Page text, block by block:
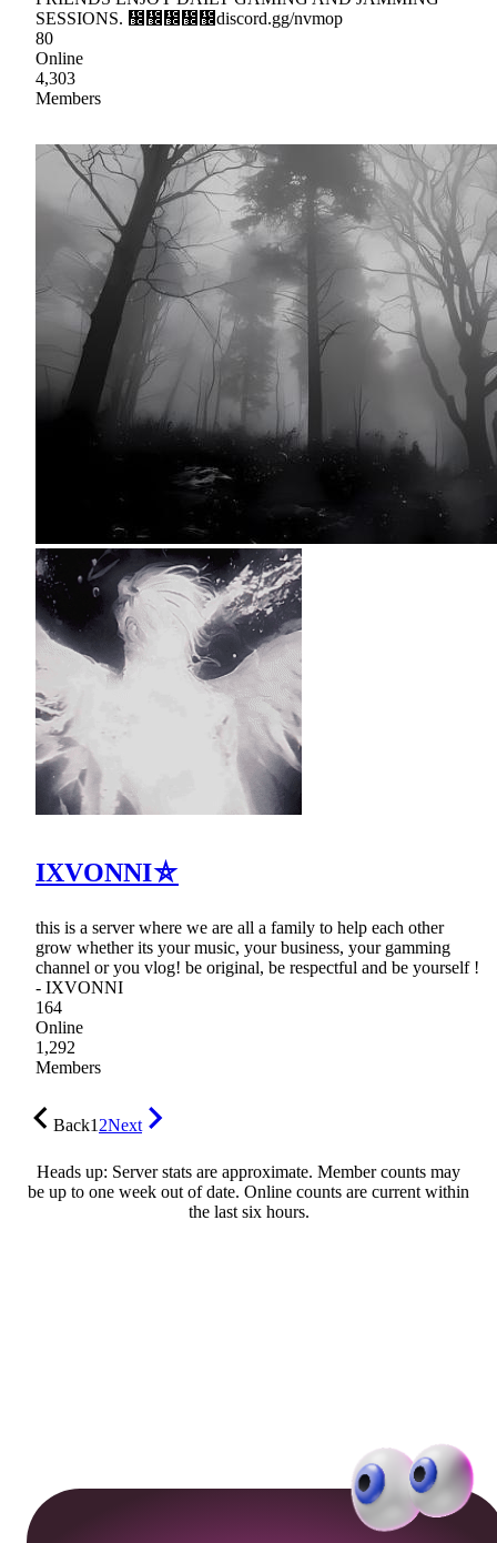
SESSIONS. ᲼᲼᲼᲼᲼discord.gg/nvmop
80
Online
4,303
Members
IXVONNI⛤
this is a server where we are all a family to help each other
grow whether its your music, your business, your gamming
channel or you vlog! be original, be respectful and be yourself !
- IXVONNI
164
Online
1,292
Members
Back12Next
Heads up: Server stats are approximate. Member counts may
be up to one week out of date. Online counts are current within
the last six hours.